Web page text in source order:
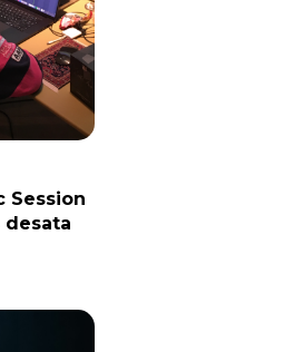
Session
desata